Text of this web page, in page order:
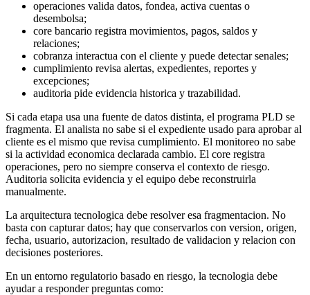
operaciones valida datos, fondea, activa cuentas o
desembolsa;
core bancario registra movimientos, pagos, saldos y
relaciones;
cobranza interactua con el cliente y puede detectar senales;
cumplimiento revisa alertas, expedientes, reportes y
excepciones;
auditoria pide evidencia historica y trazabilidad.
Si cada etapa usa una fuente de datos distinta, el programa PLD se
fragmenta. El analista no sabe si el expediente usado para aprobar al
cliente es el mismo que revisa cumplimiento. El monitoreo no sabe
si la actividad economica declarada cambio. El core registra
operaciones, pero no siempre conserva el contexto de riesgo.
Auditoria solicita evidencia y el equipo debe reconstruirla
manualmente.
La arquitectura tecnologica debe resolver esa fragmentacion. No
basta con capturar datos; hay que conservarlos con version, origen,
fecha, usuario, autorizacion, resultado de validacion y relacion con
decisiones posteriores.
En un entorno regulatorio basado en riesgo, la tecnologia debe
ayudar a responder preguntas como: